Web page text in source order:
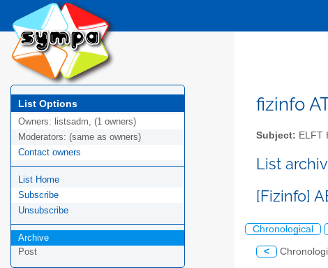
List Options
Owners: listsadm, (1 owners)
Moderators: (same as owners)
Contact owners
List Home
Subscribe
Unsubscribe
Archive
Post
fizinfo
Subject: ELFT
List
[Fizinfo]
Chronological
<